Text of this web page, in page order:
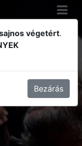
végetért.
Bezárás